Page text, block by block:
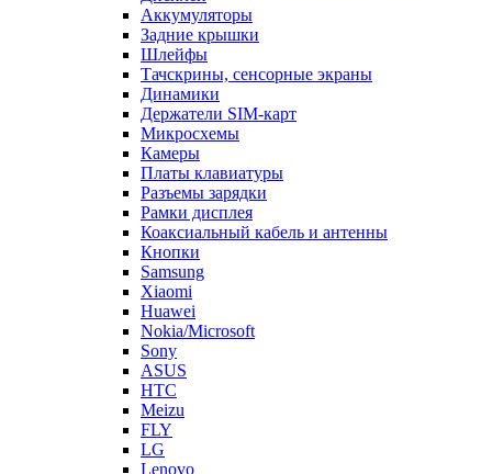
Аккумуляторы
Задние крышки
Шлейфы
Тачскрины, сенсорные экраны
Динамики
Держатели SIM-карт
Микросхемы
Камеры
Платы клавиатуры
Разъемы зарядки
Рамки дисплея
Коаксиальный кабель и антенны
Кнопки
Samsung
Xiaomi
Huawei
Nokia/Microsoft
Sony
ASUS
HTC
Meizu
FLY
LG
Lenovo